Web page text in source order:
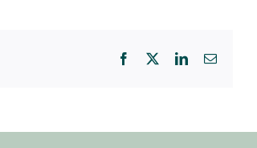
Facebook LinkedInEmail